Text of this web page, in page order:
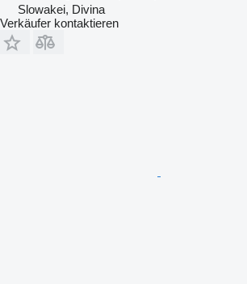
Slowakei, Divina
Verkäufer kontaktieren